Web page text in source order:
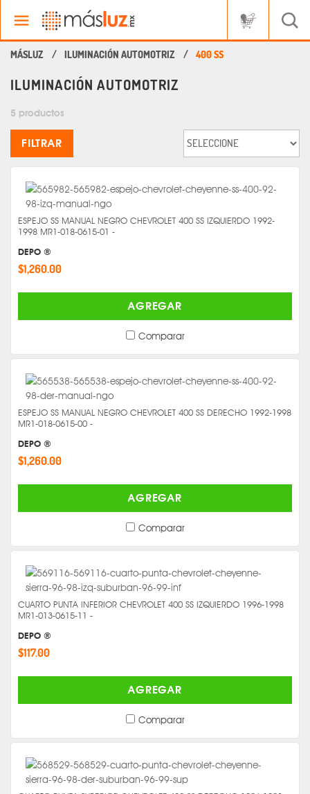
ILUMINACIÓN AUTOMOTRIZ 400 SS
ILUMINACIÓN AUTOMOTRIZ
5 productos
FILTRAR
ESPEJO SS MANUAL NEGRO CHEVROLET 400 SS IZQUIERDO 1992-
1998 MR1-018-0615-01 -
DEPO ®
$1,260.00
AGREGAR
Comparar
ESPEJO SS MANUAL NEGRO CHEVROLET 400 SS DERECHO 1992-1998
MR1-018-0615-00 -
DEPO ®
$1,260.00
AGREGAR
Comparar
CUARTO PUNTA INFERIOR CHEVROLET 400 SS IZQUIERDO 1996-1998
MR1-013-0615-11 -
DEPO ®
$117.00
AGREGAR
Comparar